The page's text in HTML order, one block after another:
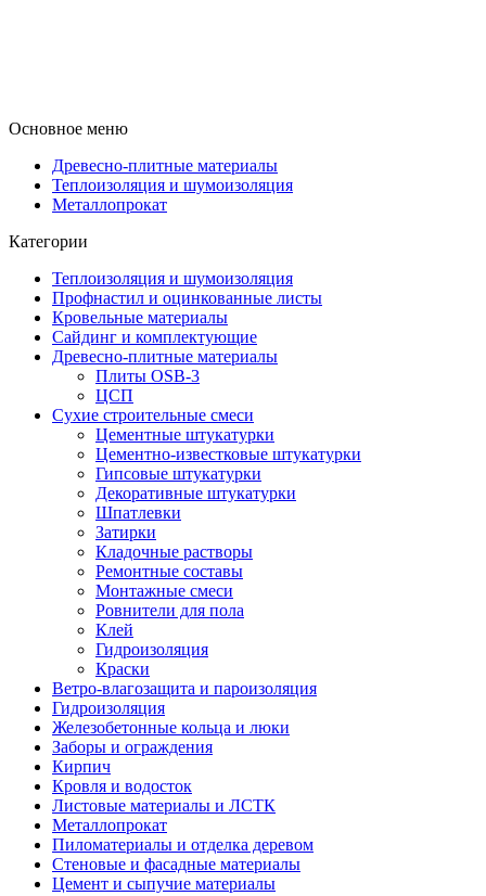
Основное меню
Древесно-плитные материалы
Теплоизоляция и шумоизоляция
Металлопрокат
Категории
Теплоизоляция и шумоизоляция
Профнастил и оцинкованные листы
Кровельные материалы
Сайдинг и комплектующие
Древесно-плитные материалы
Плиты OSB-3
ЦСП
Сухие строительные смеси
Цементные штукатурки
Цементно-известковые штукатурки
Гипсовые штукатурки
Декоративные штукатурки
Шпатлевки
Затирки
Кладочные растворы
Ремонтные составы
Монтажные смеси
Ровнители для пола
Клей
Гидроизоляция
Краски
Ветро-влагозащита и пароизоляция
Гидроизоляция
Железобетонные кольца и люки
Заборы и ограждения
Кирпич
Кровля и водосток
Листовые материалы и ЛСТК
Металлопрокат
Пиломатериалы и отделка деревом
Стеновые и фасадные материалы
Цемент и сыпучие материалы